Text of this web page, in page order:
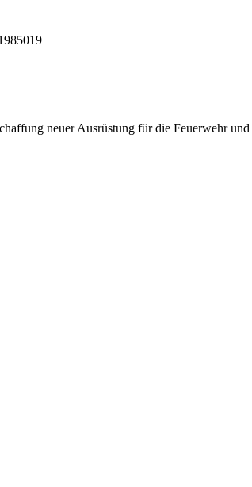
neuer Ausrüstung für die Feuerwehr